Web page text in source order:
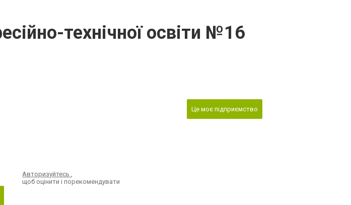
технічної освіти №16
Авторизуйтесь,
щоб оцінити і порекомендувати
Це моє підприємство